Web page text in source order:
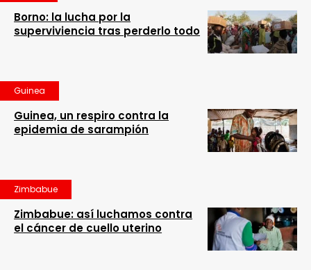
Borno: la lucha por la
superviviencia tras perderlo todo
Guinea
Guinea, un respiro contra la
epidemia de sarampión
Zimbabue
Zimbabue: así luchamos contra
el cáncer de cuello uterino